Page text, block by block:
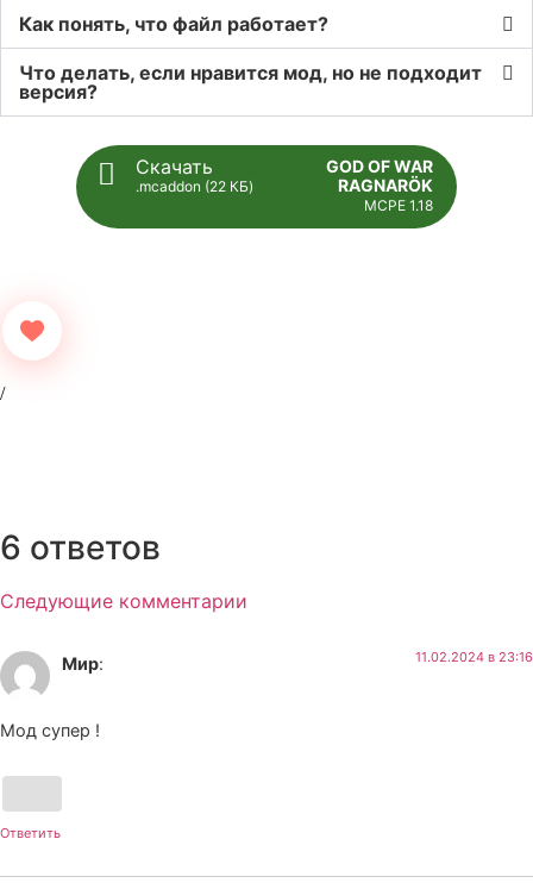
Как понять, что файл работает?
Что делать, если нравится мод, но не подходит
версия?
Скачать
.mcaddon (22 КБ)
GOD OF WAR
RAGNARÖK
MCPE 1.18
6 ответов
Следующие комментарии
Мир: 11.02.2024 в 23:16
Мод супер !
Ответить